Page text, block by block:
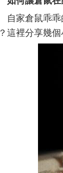
自家倉鼠乖
這裡分享幾個